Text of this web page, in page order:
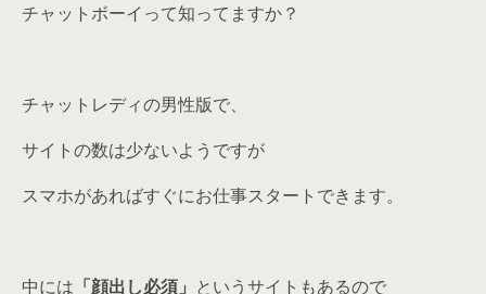
チャットボーイって知ってますか？
チャットレディの男性版で、
サイトの数は少ないようですが
スマホがあればすぐにお仕事スタートできます。
中には 「顔出し必須」 というサイトもあるので